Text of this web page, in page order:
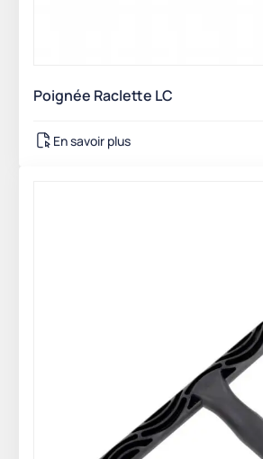
Poignée Raclette LC
En savoir plus